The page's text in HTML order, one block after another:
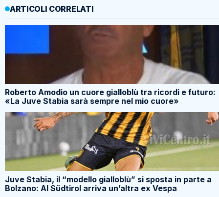
ARTICOLI CORRELATI
Roberto Amodio un cuore gialloblù tra ricordi e futuro:
«La Juve Stabia sarà sempre nel mio cuore»
Juve Stabia, il “modello gialloblù” si sposta in parte a
Bolzano: Al Südtirol arriva un’altra ex Vespa